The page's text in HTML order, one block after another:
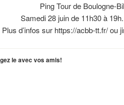
Ping Tour de Boulogne-
Samedi 28 juin de 11h30 à
Plus d’infos sur https://acbb-tt.fr/ ou
le avec vos amis!